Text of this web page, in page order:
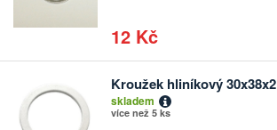
12 Kč
Kroužek hliníkový 30x38x2
skladem
více než 5 ks
Počet
kusů